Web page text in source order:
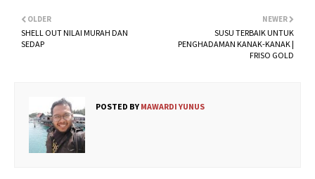
NEWER
SUSU TERBAIK UNTUK
PENGHADAMAN KANAK-KANAK |
FRISO GOLD
OLDER
SHELL OUT NILAI MURAH DAN
SEDAP
POSTED BY MAWARDI YUNUS